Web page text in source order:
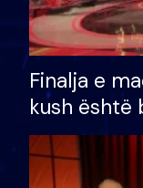
Finalja e
kush është
shtëpinë
të fituar